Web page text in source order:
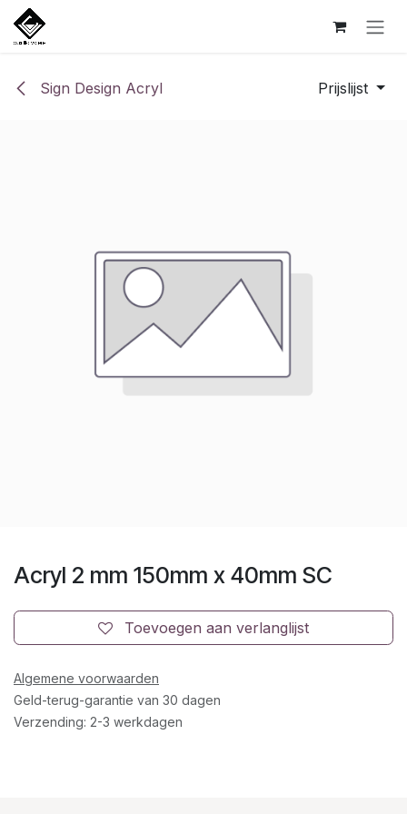
Overslaan naar inhoud
Sign Design Acryl Prijslijst
Acryl 2 mm 150mm x 40mm SC
Toevoegen aan verlanglijst
Algemene voorwaarden
Geld-terug-garantie van 30 dagen
Verzending: 2-3 werkdagen